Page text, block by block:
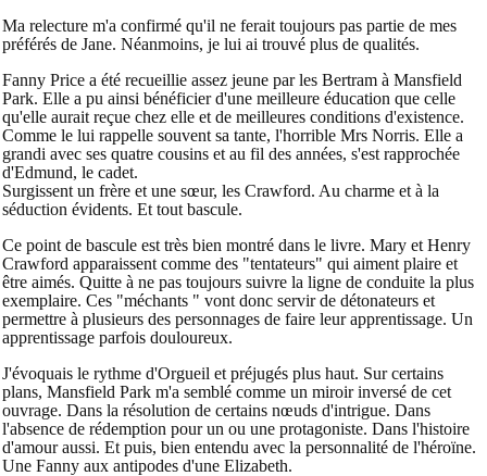
Ma relecture m'a confirmé qu'il ne ferait toujours pas partie de mes
préférés de Jane. Néanmoins, je lui ai trouvé plus de qualités.
Fanny Price a été recueillie assez jeune par les Bertram à Mansfield
Park. Elle a pu ainsi bénéficier d'une meilleure éducation que celle
qu'elle aurait reçue chez elle et de meilleures conditions d'existence.
Comme le lui rappelle souvent sa tante, l'horrible Mrs Norris. Elle a
grandi avec ses quatre cousins et au fil des années, s'est rapprochée
d'Edmund, le cadet.
Surgissent un frère et une sœur, les Crawford. Au charme et à la
séduction évidents. Et tout bascule.
Ce point de bascule est très bien montré dans le livre. Mary et Henry
Crawford apparaissent comme des "tentateurs" qui aiment plaire et
être aimés. Quitte à ne pas toujours suivre la ligne de conduite la plus
exemplaire. Ces "méchants " vont donc servir de détonateurs et
permettre à plusieurs des personnages de faire leur apprentissage. Un
apprentissage parfois douloureux.
J'évoquais le rythme d'Orgueil et préjugés plus haut. Sur certains
plans, Mansfield Park m'a semblé comme un miroir inversé de cet
ouvrage. Dans la résolution de certains nœuds d'intrigue. Dans
l'absence de rédemption pour un ou une protagoniste. Dans l'histoire
d'amour aussi. Et puis, bien entendu avec la personnalité de l'héroïne.
Une Fanny aux antipodes d'une Elizabeth.